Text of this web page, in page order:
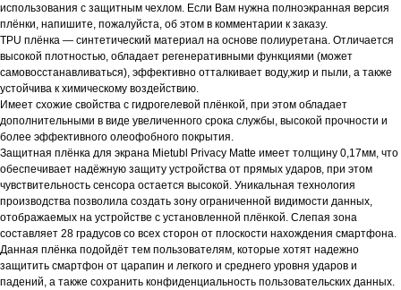
использования с защитным чехлом. Если Вам нужна полноэкранная версия
плёнки, напишите, пожалуйста, об этом в комментарии к заказу.
TPU плёнка — синтетический материал на основе полиуретана. Отличается
высокой плотностью, обладает регенеративными функциями (может
самовосстанавливаться), эффективно отталкивает воду,жир и пыли, а также
устойчива к химическому воздействию.
Имеет схожие свойства с гидрогелевой плёнкой, при этом обладает
дополнительными в виде увеличенного срока службы, высокой прочности и
более эффективного олеофобного покрытия.
Защитная плёнка для экрана Mietubl Privacy Matte имеет толщину 0,17мм, что
обеспечивает надёжную защиту устройства от прямых ударов, при этом
чувствительность сенсора остается высокой. Уникальная технология
производства позволила создать зону ограниченной видимости данных,
отображаемых на устройстве с установленной плёнкой. Слепая зона
составляет 28 градусов со всех сторон от плоскости нахождения смартфона.
Данная плёнка подойдёт тем пользователям, которые хотят надежно
защитить смартфон от царапин и легкого и среднего уровня ударов и
падений, а также сохранить конфиденциальность пользовательских данных.